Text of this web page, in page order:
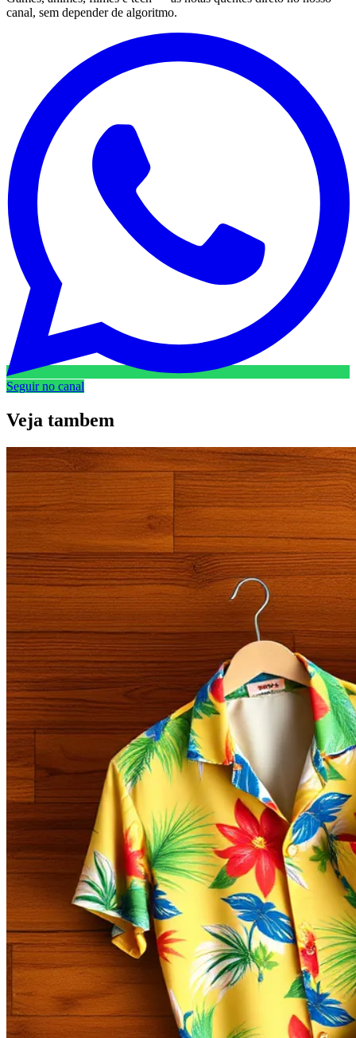
canal, sem depender de algoritmo.
Seguir no canal
Veja tambem